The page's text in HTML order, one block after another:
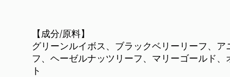
【成分/原料】
グリーンルイボス、ブラックベリーリーフ、
フ、ヘーゼルナッツリーフ、マリーゴールド
ト